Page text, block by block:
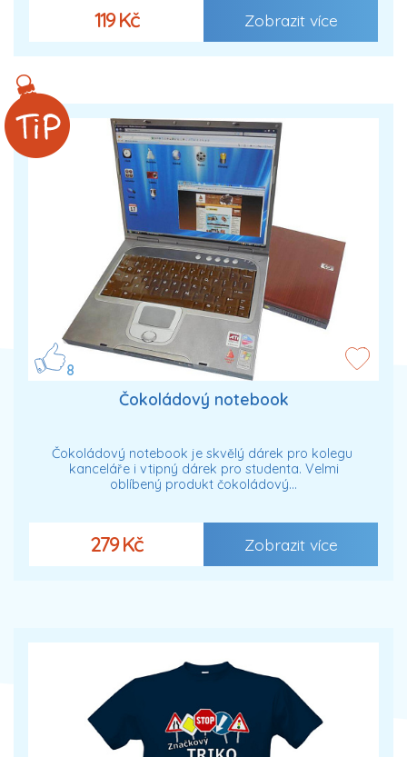
119 Kč Zobrazit více
8
Čokoládový notebook
Čokoládový notebook je skvělý dárek pro kolegu
kanceláře i vtipný dárek pro studenta. Velmi
oblíbený produkt čokoládový…
279 Kč Zobrazit více